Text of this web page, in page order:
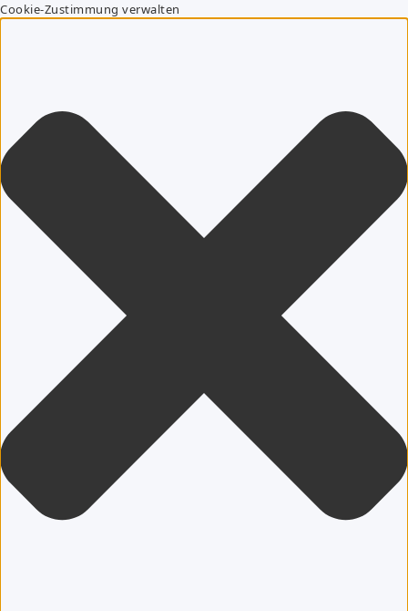
Cookie-Zustimmung verwalten